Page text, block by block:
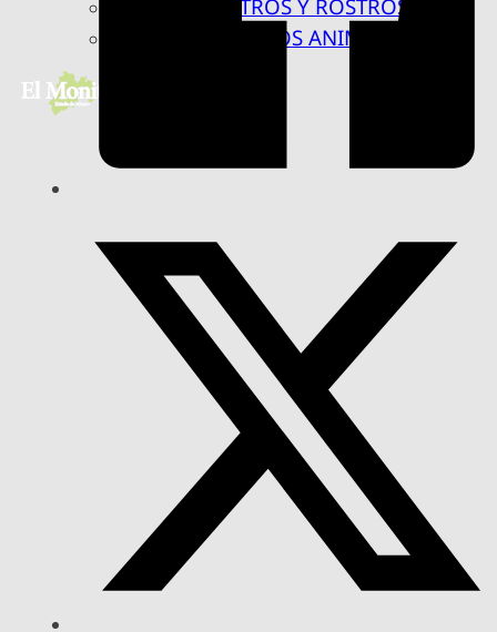
RASTROS Y ROSTROS
VÍNCULOS ANIMALES